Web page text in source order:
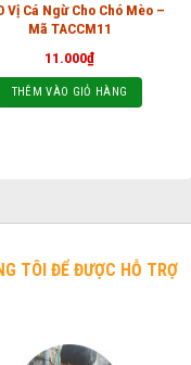
Vị Cá Ngừ Cho Chó Mèo –
Mã TACCM11
11.000₫
THÊM VÀO GIỎ HÀNG
TÔI ĐỂ ĐƯỢC HỖ TRỢ